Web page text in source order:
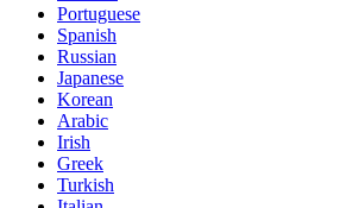
Portuguese
Spanish
Russian
Japanese
Korean
Arabic
Irish
Greek
Turkish